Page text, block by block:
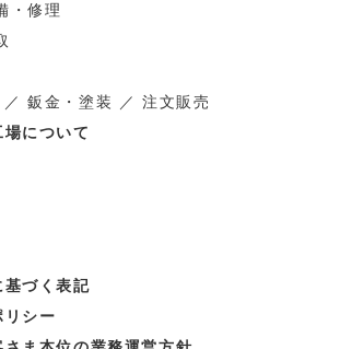
・修理
／ 鈑金・塗装 ／ 注文販売
について
基づく表記
リシー